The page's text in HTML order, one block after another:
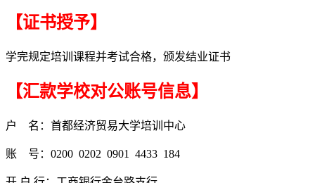
【证书授予】
学完规定培训课程并考试合格，颁发结业证书
【汇款学校对公账号信息】
户 名：首都经济贸易大学培训中心
账 号：0200 0202 0901 4433 184